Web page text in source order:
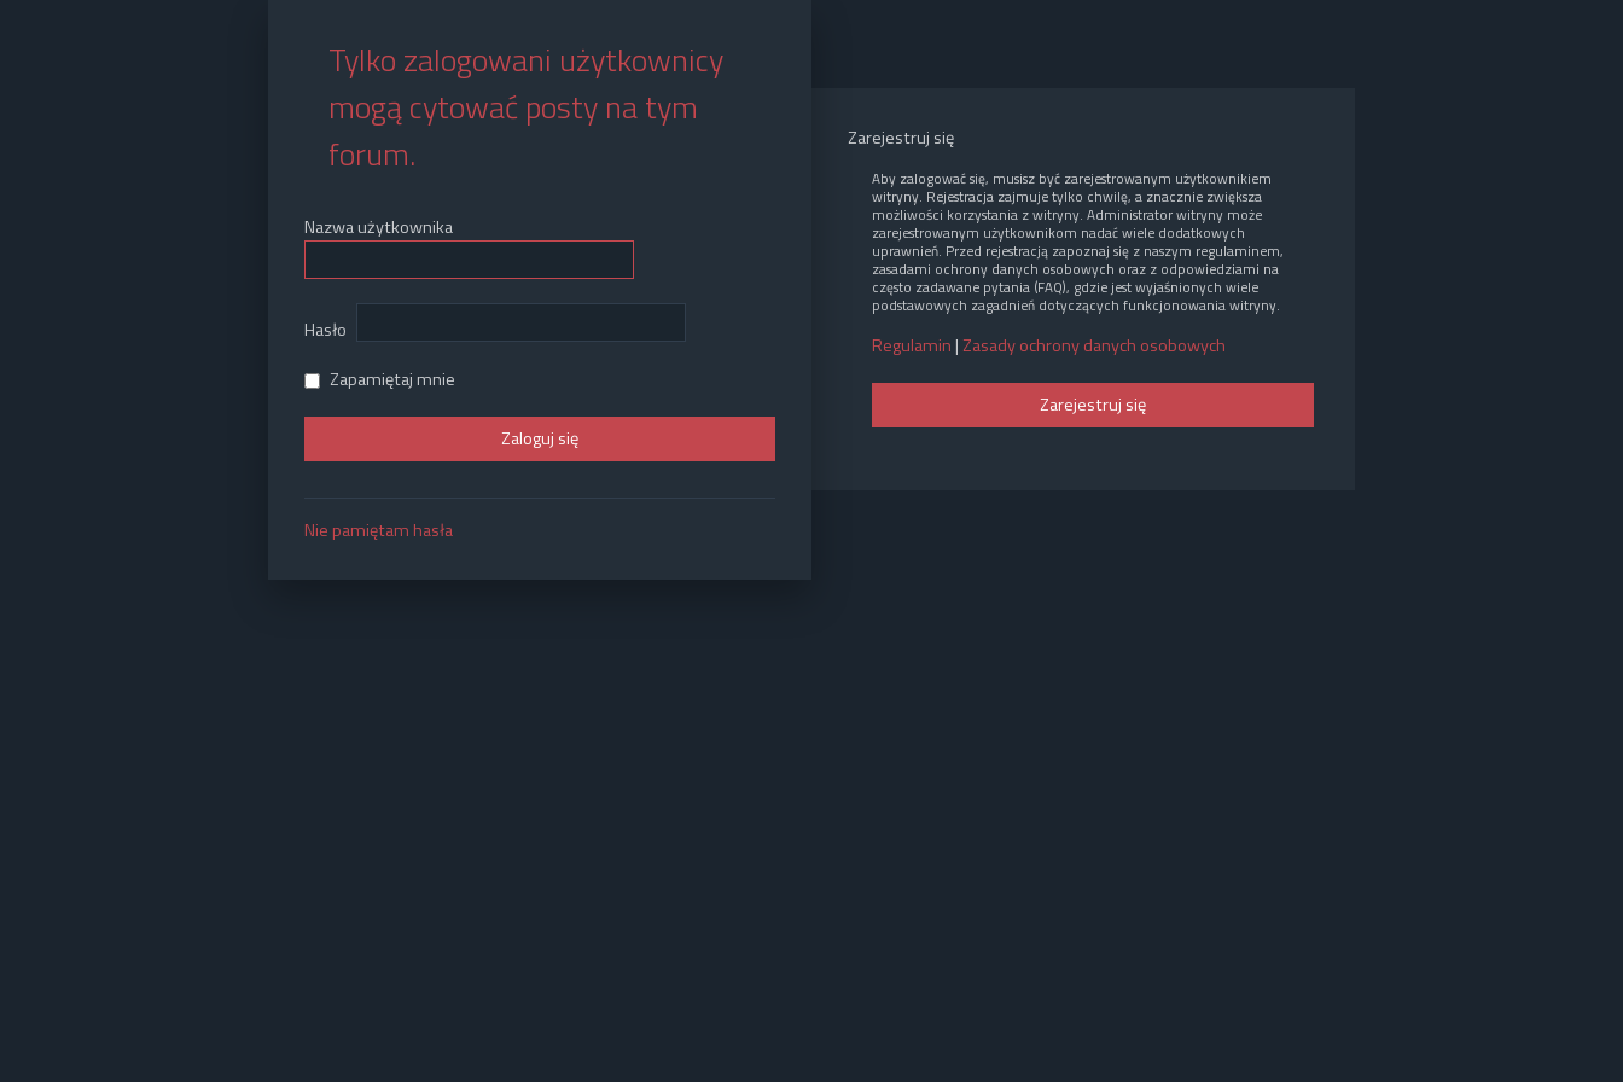
Tylko zalogowani użytkownicy
mogą cytować posty na tym
forum.
Nazwa użytkownika
Hasło
Zapamiętaj mnie
Nie pamiętam hasła
Zarejestruj się
Aby zalogować się, musisz być zarejestrowanym użytkownikiem
witryny. Rejestracja zajmuje tylko chwilę, a znacznie zwiększa
możliwości korzystania z witryny. Administrator witryny może
zarejestrowanym użytkownikom nadać wiele dodatkowych
uprawnień. Przed rejestracją zapoznaj się z naszym regulaminem,
zasadami ochrony danych osobowych oraz z odpowiedziami na
często zadawane pytania (FAQ), gdzie jest wyjaśnionych wiele
podstawowych zagadnień dotyczących funkcjonowania witryny.
Regulamin | Zasady ochrony danych osobowych
Zarejestruj się